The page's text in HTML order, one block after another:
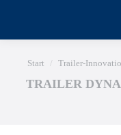
Sie befinden sich hier:
Start Trailer-
TRAILER